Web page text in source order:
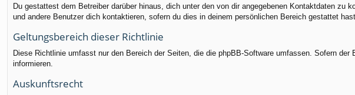
Du gestattest dem Betreiber darüber hinaus, dich unter den von dir angegebenen Kontaktdaten
und andere Benutzer dich kontaktieren, sofern du dies in deinem persönlichen Bereich gestattet hast.
Geltungsbereich dieser Richtlinie
Diese Richtlinie umfasst nur den Bereich der Seiten, die die phpBB-Software umfassen. Sofern
informieren.
Auskunftsrecht